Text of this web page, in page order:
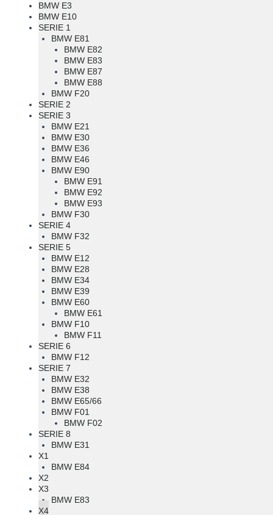
BMW E3
BMW E10
SERIE 1
BMW E81
BMW E82
BMW E83
BMW E87
BMW E88
BMW F20
SERIE 2
SERIE 3
BMW E21
BMW E30
BMW E36
BMW E46
BMW E90
BMW E91
BMW E92
BMW E93
BMW F30
SERIE 4
BMW F32
SERIE 5
BMW E12
BMW E28
BMW E34
BMW E39
BMW E60
BMW E61
BMW F10
BMW F11
SERIE 6
BMW F12
SERIE 7
BMW E32
BMW E38
BMW E65/66
BMW F01
BMW F02
SERIE 8
BMW E31
X1
BMW E84
X2
X3
BMW E83
X4